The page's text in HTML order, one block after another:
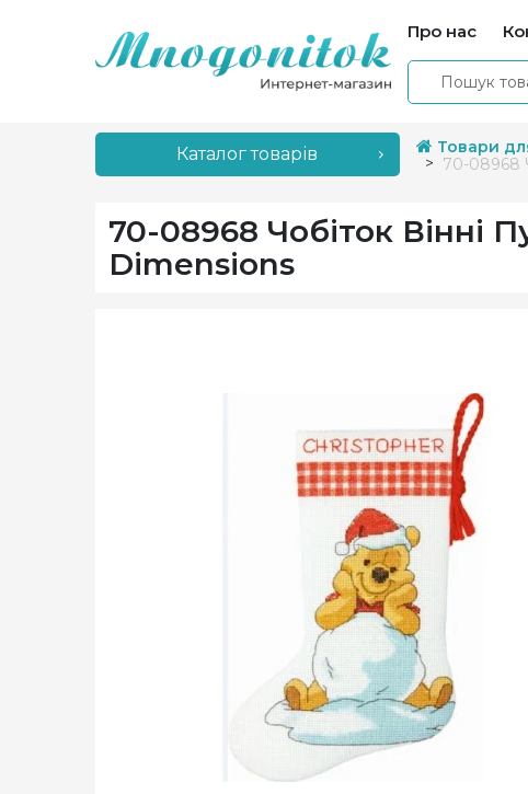
Про нас
Каталог товарів Товари
70-08968
70-08968 Чобіток Вінні
Dimensions